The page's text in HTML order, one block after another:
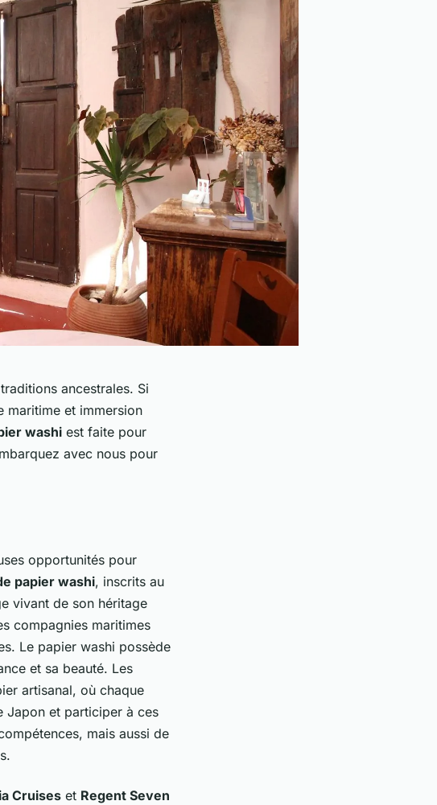
ancestrales. Si
maritime et immersion
washi est faite pour
avec nous pour
opportunités pour
papier washi, inscrits au
vivant de son héritage
compagnies maritimes
Le papier washi possède
et sa beauté. Les
artisanal, où chaque
Japon et participer à ces
mais aussi de
Cruises et Regent Seven